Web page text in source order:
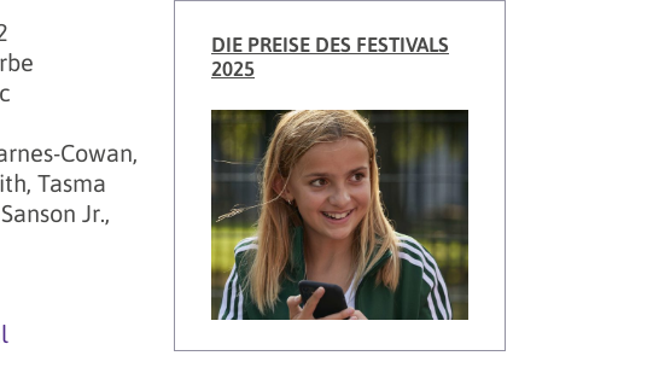
Cowan,
Tasma
Jr.,
DIE PREISE DES FESTIVALS
2025